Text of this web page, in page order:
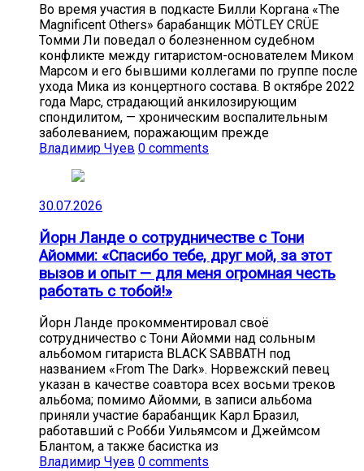
Во время участия в подкасте Билли Коргана «The
Magnificent Others» барабанщик MÖTLEY CRÜE
Томми Ли поведал о болезненном судебном
конфликте между гитаристом-основателем Миком
Марсом и его бывшими коллегами по группе после
ухода Мика из концертного состава. В октябре 2022
года Марс, страдающий анкилозирующим
спондилитом, — хроническим воспалительным
заболеванием, поражающим прежде
Владимир Чуев 0 comments
30.07.2026
Йорн Ланде о сотрудничестве с Тони
Айомми: «Спасибо тебе, друг мой, за этот
вызов и опыт — для меня огромная честь
работать с тобой!»
Йорн Ланде прокомментировал своё
сотрудничество с Тони Айомми над сольным
альбомом гитариста BLACK SABBATH под
названием «From The Dark». Норвежский певец
указан в качестве соавтора всех восьми треков
альбома; помимо Айомми, в записи альбома
приняли участие барабанщик Карл Бразил,
работавший с Робби Уильямсом и Джеймсом
Блантом, а также басистка из
Владимир Чуев 0 comments